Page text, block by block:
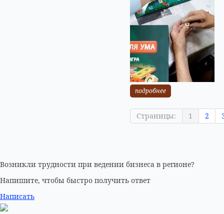
подробнее
Страницы: 1 2
Возникли трудности при ведении бизнеса в регионе?
Напишите, чтобы быстро получить ответ
Написать